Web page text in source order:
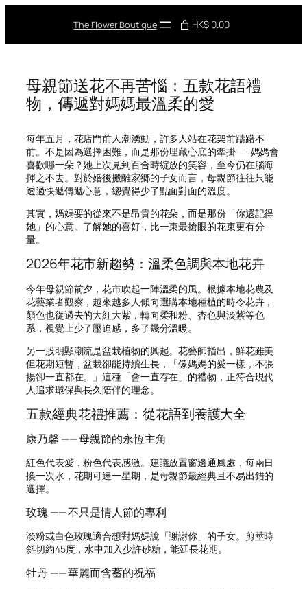
The Flower Boutique HK$ 0.00
母親節送花不再苦惱：五款花語禮
物，傳遞對媽媽最溫柔的愛
每年五月，花店門前人潮湧動，許多人站在花架前躊躇不
前。不是因為選擇困難，而是那份埋藏心底的牽掛——媽媽會
喜歡哪一朵？她上次見到百合時綻放的笑容，至今仍在腦海
揮之不去。對於婚後搬離家鄉的子女而言，母親節往往只能
透過快遞傳遞心意，總覺得少了點面對面的溫度。
其實，媽媽要的從來不是昂貴的花朵，而是那份「你還記得
她」的心意。了解她的喜好，比一束最搶眼的花束更有分
量。
2026年花市新趨勢：溫柔色調與本地花卉
今年母親節前夕，花市吹起一陣溫柔的風。根據本地花農及
花藝業者觀察，越來越多人傾向選購本地種植的時令花卉，
顏色也從過去的大紅大紫，轉向柔和粉、杏色與淡紫等色
系，視覺上少了壓迫感，多了幾分溫暖。
另一股明顯潮流是盆栽植物的興起。花藝師指出，鮮花雖美
但花期短暫，盆栽卻能持續生長，「像媽媽的愛一樣，不張
揚卻一直都在。」這種「會一直存在」的禮物，正符合現代
人追求環保與長久陪伴的理念。
五款經典花禮推薦：從花語到養護大全
康乃馨 —— 母親節的永恆主角
紅色代表愛，粉色代表感激。建議放置窗邊通風處，每兩日
換一次水，花期可達一星期，是母親節最經典且不易出錯的
選擇。
玫瑰 —— 不只是情人節的專利
淡粉或白色玫瑰適合想對媽媽說「謝謝你」的子女。剪莖時
斜切約45度，水中加入少許砂糖，能延長花期。
牡丹 —— 華麗而含蓄的祝福